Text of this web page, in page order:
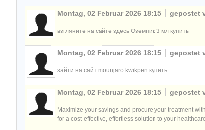
Montag, 02 Februar 2026 18:15 gepostet
взгляните на сайте здесь Оземпик 3 мл купить
Montag, 02 Februar 2026 18:15 gepostet
зайти на сайт mounjaro kwikpen купить
Montag, 02 Februar 2026 18:15 gepostet
Maximize your savings and procure your treatment
for a cost-effective, effortless solution to your